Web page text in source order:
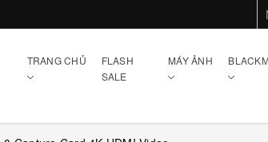
TRANG CHỦ
FLASH
SALE
MÁY ẢNH